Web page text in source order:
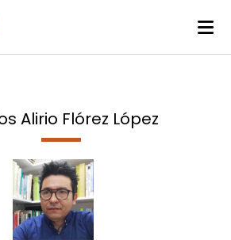
Alirio Flórez López